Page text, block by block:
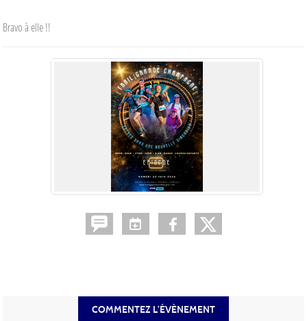
Bravo à elle !!
COMMENTEZ L’ÉVÈNEMENT